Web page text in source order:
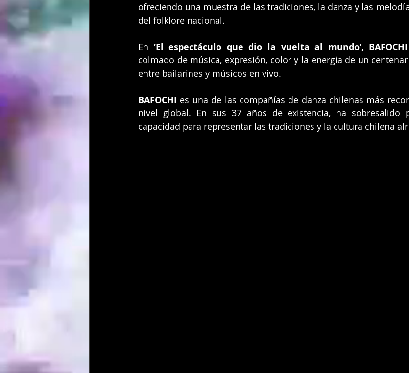
ofreciendo una muestra de las tradiciones, la danza y las
del folklore nacional.
En ‘El espectáculo que dio la vuelta al mundo’, BAFOCHI
colmado de música, expresión, color y la energía de un
entre bailarines y músicos en vivo.
BAFOCHI es una de las compañías de danza chilenas más
nivel global. En sus 37 años de existencia, ha sobresalido
capacidad para representar las tradiciones y la cultura chilena